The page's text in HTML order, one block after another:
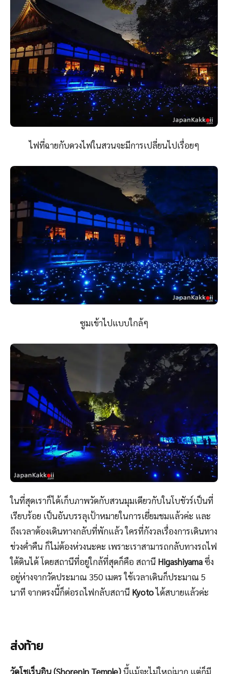
ไฟที่ฉายกับดวงไฟในสวนจะมีการเปลี่ยนไปเรื่อยๆ
ซูมเข้าไปแบบใกล้ๆ
ในที่สุดเราก็ได้เก็บภาพวัดกับสวนมุมเดียวกับในโบชัวร์เป็นที่
เรียบร้อย เป็นอันบรรลุเป้าหมายในการเยี่ยมชมแล้วค่ะ และ
ถึงเวลาต้องเดินทางกลับที่พักแล้ว ใครที่กังวลเรื่องการเดินทาง
ช่วงค่ำคืน ก็ไม่ต้องห่วงนะคะ เพราะเราสามารถกลับทางรถไฟ
ใต้ดินได้ โดยสถานีที่อยู่ใกล้ที่สุดก็คือ สถานี Higashiyamaซึ่ง
อยู่ห่างจากวัดประมาณ 350 เมตร ใช้เวลาเดินก็ประมาณ 5
นาที จากตรงนี้ก็ต่อรถไฟกลับสถานี Kyotoได้สบายแล้วค่ะ
ส่งท้าย
วัดโชเร็นอิน (Shorenin Temple)นี้แม้จะไม่ใหญ่มาก แต่ก็มี